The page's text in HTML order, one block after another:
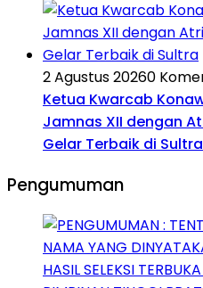
2 Agustus 20260
Ketua Kwarcab
Jamnas XII dengan
Gelar Terbaik di Sultra
Pengumuman